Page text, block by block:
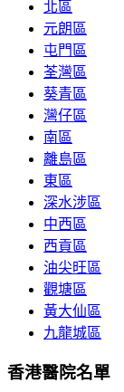
北區
元朗區
屯門區
荃灣區
葵青區
灣仔區
南區
離島區
東區
深水涉區
中西區
西貢區
油尖旺區
觀塘區
黃大仙區
九龍城區
香港醫院名單